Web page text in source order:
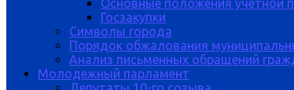
Основные положения учетной
Госзакупки
Символы города
Порядок обжалования
Анализ письменных обращений
Молодежный парламент